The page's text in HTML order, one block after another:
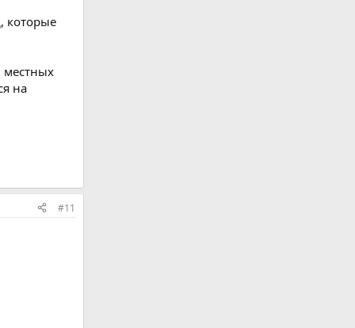
которые
местных
на
#11